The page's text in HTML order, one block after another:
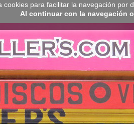
cookies para facilitar la navegación por
Al continuar con la navegación